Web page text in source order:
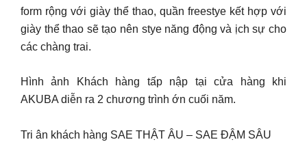
form rộng với giày thể thao, quần freestye kết hợp với
giày thể thao sẽ tạo nên stye năng động và ịch sự cho
các chàng trai.
Hình ảnh Khách hàng tấp nập tại cửa hàng khi
AKUBA diễn ra 2 chương trình ớn cuối năm.
Tri ân khách hàng SAE THẬT ÂU – SAE ĐẬM SÂU